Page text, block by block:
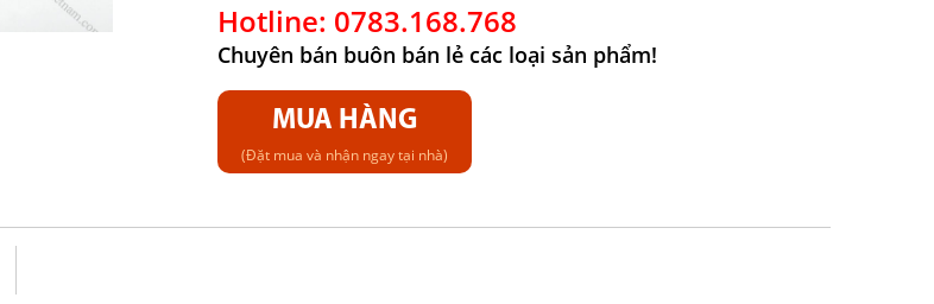
Hotline: 0783.168.768
Chuyên bán buôn bán lẻ các loại sản phẩm!
MUA HÀNG
(Đặt mua và nhận ngay tại nhà)